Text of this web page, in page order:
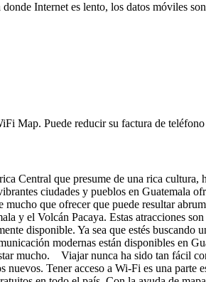
Internet es lento, los datos móviles
Map. Puede reducir su factura de
Central que presume de una rica
ciudades y pueblos en Guatemala
mucho que ofrecer que puede resultar
y el Volcán Pacaya. Estas atracciones
disponible. Ya sea que estés
modernas están disponibles en
mucho. Viajar nunca ha sido tan fácil
nuevos. Tener acceso a Wi-Fi es una